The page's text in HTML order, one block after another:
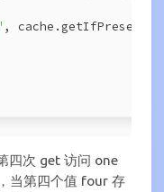
, cache.getIfPresent(
四次 get 访问 one
当第四个值 four 存